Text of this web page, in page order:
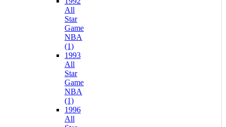
All
Star
Game
NBA
(1)
1993
All
Star
Game
NBA
(1)
1996
All